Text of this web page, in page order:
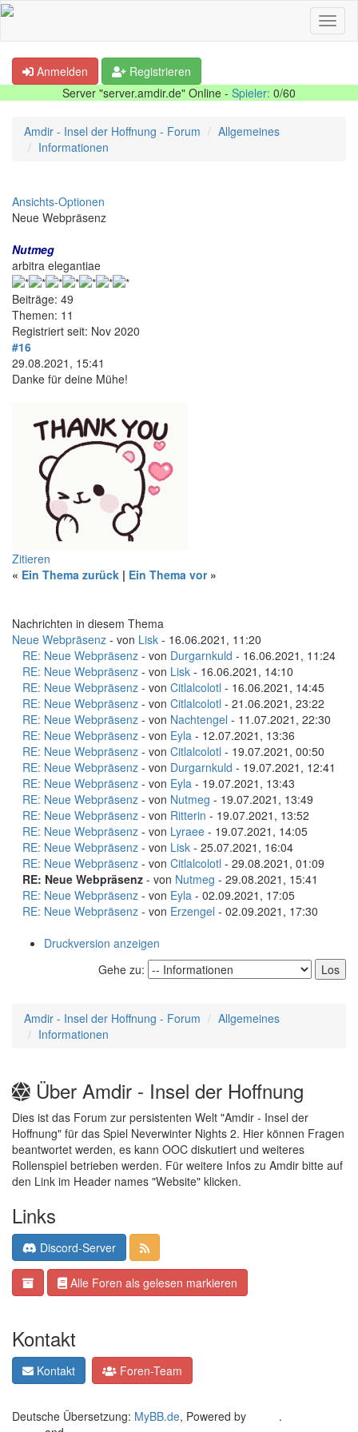
Anmelden
Registrieren
Server "server.amdir.de" Online - Spieler: 0/60
Amdir - Insel der Hoffnung - Forum
Allgemeines
Informationen
Ansichts-Optionen
Neue Webpräsenz
Nutmeg
arbitra elegantiae
Beiträge: 49
Themen: 11
Registriert seit: Nov 2020
#16
29.08.2021, 15:41
Danke für deine Mühe!
Zitieren
« Ein Thema zurück | Ein Thema vor»
Nachrichten in diesem Thema
Neue Webpräsenz - von Lisk - 16.06.2021, 11:20
RE: Neue Webpräsenz - von Durgarnkuld - 16.06.2021, 11:24
RE: Neue Webpräsenz - von Lisk - 16.06.2021, 14:10
RE: Neue Webpräsenz - von Citlalcolotl - 16.06.2021, 14:45
RE: Neue Webpräsenz - von Citlalcolotl - 21.06.2021, 23:22
RE: Neue Webpräsenz - von Nachtengel - 11.07.2021, 22:30
RE: Neue Webpräsenz - von Eyla - 12.07.2021, 13:36
RE: Neue Webpräsenz - von Citlalcolotl - 19.07.2021, 00:50
RE: Neue Webpräsenz - von Durgarnkuld - 19.07.2021, 12:41
RE: Neue Webpräsenz - von Eyla - 19.07.2021, 13:43
RE: Neue Webpräsenz - von Nutmeg - 19.07.2021, 13:49
RE: Neue Webpräsenz - von Ritterin - 19.07.2021, 13:52
RE: Neue Webpräsenz - von Lyraee - 19.07.2021, 14:05
RE: Neue Webpräsenz - von Lisk - 25.07.2021, 16:04
RE: Neue Webpräsenz - von Citlalcolotl - 29.08.2021, 01:09
RE: Neue Webpräsenz - von Nutmeg - 29.08.2021, 15:41
RE: Neue Webpräsenz - von Eyla - 02.09.2021, 17:05
RE: Neue Webpräsenz - von Erzengel - 02.09.2021, 17:30
Druckversion anzeigen
Gehe zu:
Amdir - Insel der Hoffnung - Forum
Allgemeines
Informationen
Über Amdir - Insel der Hoffnung
Dies ist das Forum zur persistenten Welt "Amdir - Insel der
Hoffnung" für das Spiel Neverwinter Nights 2. Hier können Fragen
beantwortet werden, es kann OOC diskutiert und weiteres
Rollenspiel betrieben werden. Für weitere Infos zu Amdir bitte auf
den Link im Header names "Website" klicken.
Links
Discord-Server
Alle Foren als gelesen markieren
Kontakt
Kontakt Foren-Team
Deutsche Übersetzung: MyBB.de, Powered by .